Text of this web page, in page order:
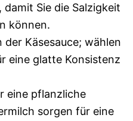
damit Sie die Salzigkeit
können.
der Käsesauce; wählen
eine glatte Konsistenz
eine pflanzliche
sorgen für eine